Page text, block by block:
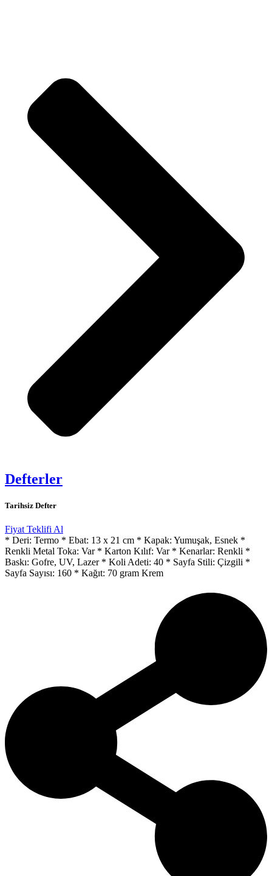
Defterler
Tarihsiz Defter
Fiyat Teklifi Al
* Deri: Termo * Ebat: 13 x 21 cm * Kapak: Yumuşak, Esnek *
Renkli Metal Toka: Var * Karton Kılıf: Var * Kenarlar: Renkli *
Baskı: Gofre, UV, Lazer * Koli Adeti: 40 * Sayfa Stili: Çizgili *
Sayfa Sayısı: 160 * Kağıt: 70 gram Krem